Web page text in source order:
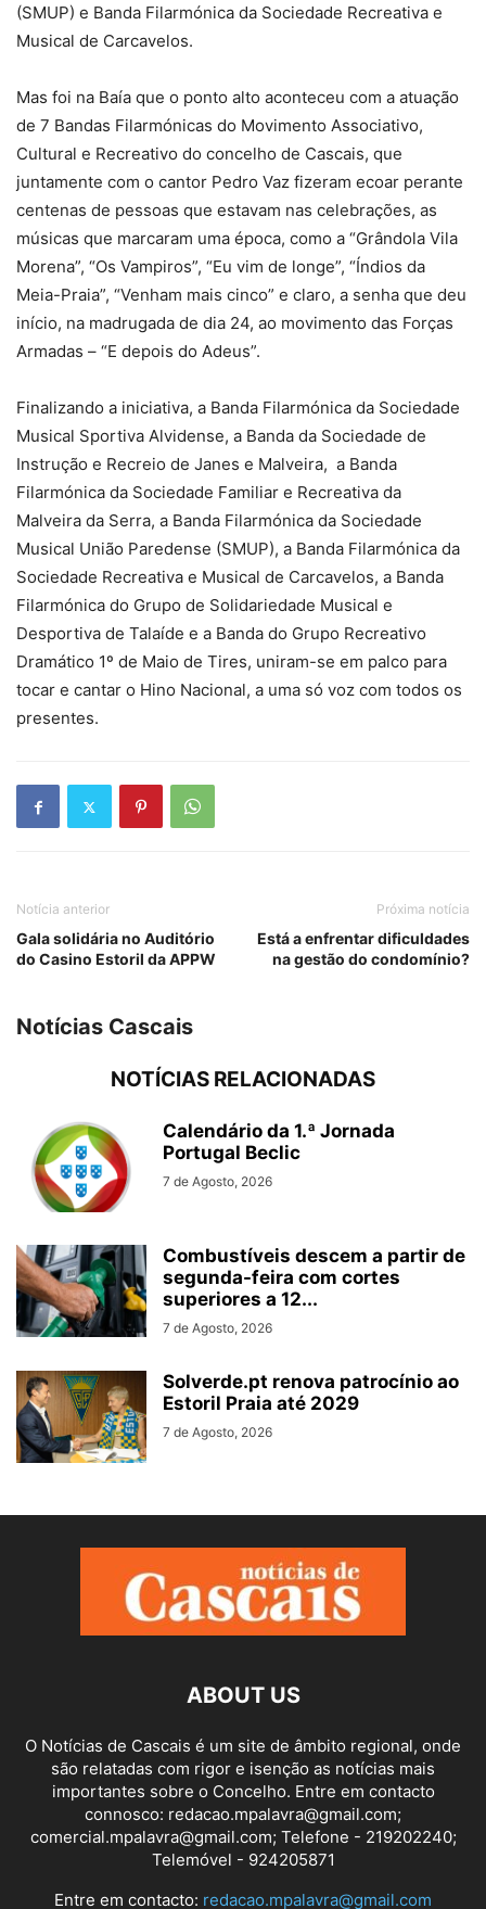
(SMUP) e Banda Filarmónica da Sociedade Recreativa e
Musical de Carcavelos.
Mas foi na Baía que o ponto alto aconteceu com a atuação
de 7 Bandas Filarmónicas do Movimento Associativo,
Cultural e Recreativo do concelho de Cascais, que
juntamente com o cantor Pedro Vaz fizeram ecoar perante
centenas de pessoas que estavam nas celebrações, as
músicas que marcaram uma época, como a “Grândola Vila
Morena”, “Os Vampiros”, “Eu vim de longe”, “Índios da
Meia-Praia”, “Venham mais cinco” e claro, a senha que deu
início, na madrugada de dia 24, ao movimento das Forças
Armadas – “E depois do Adeus”.
Finalizando a iniciativa, a Banda Filarmónica da Sociedade
Musical Sportiva Alvidense, a Banda da Sociedade de
Instrução e Recreio de Janes e Malveira, a Banda
Filarmónica da Sociedade Familiar e Recreativa da
Malveira da Serra, a Banda Filarmónica da Sociedade
Musical União Paredense (SMUP), a Banda Filarmónica da
Sociedade Recreativa e Musical de Carcavelos, a Banda
Filarmónica do Grupo de Solidariedade Musical e
Desportiva de Talaíde e a Banda do Grupo Recreativo
Dramático 1º de Maio de Tires, uniram-se em palco para
tocar e cantar o Hino Nacional, a uma só voz com todos os
presentes.
Notícia anterior
Gala solidária no Auditório
do Casino Estoril da APPW
Próxima notícia
Está a enfrentar dificuldades
na gestão do condomínio?
Notícias Cascais
NOTÍCIAS RELACIONADAS
Calendário da 1.ª Jornada
Portugal Beclic
7 de Agosto, 2026
Combustíveis descem a partir de
segunda-feira com cortes
superiores a 12...
7 de Agosto, 2026
Solverde.pt renova patrocínio ao
Estoril Praia até 2029
7 de Agosto, 2026
ABOUT US
O Notícias de Cascais é um site de âmbito regional, onde
são relatadas com rigor e isenção as notícias mais
importantes sobre o Concelho. Entre em contacto
connosco: redacao.mpalavra@gmail.com;
comercial.mpalavra@gmail.com; Telefone - 219202240;
Telemóvel - 924205871
Entre em contacto: redacao.mpalavra@gmail.com